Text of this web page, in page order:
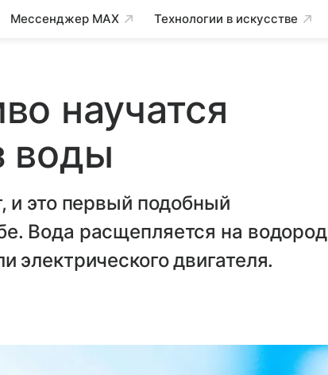
Мессенджер MAX Технологии в искусстве
научатся
воды
и это первый подобный
Вода расщепляется на водород
электрического двигателя.